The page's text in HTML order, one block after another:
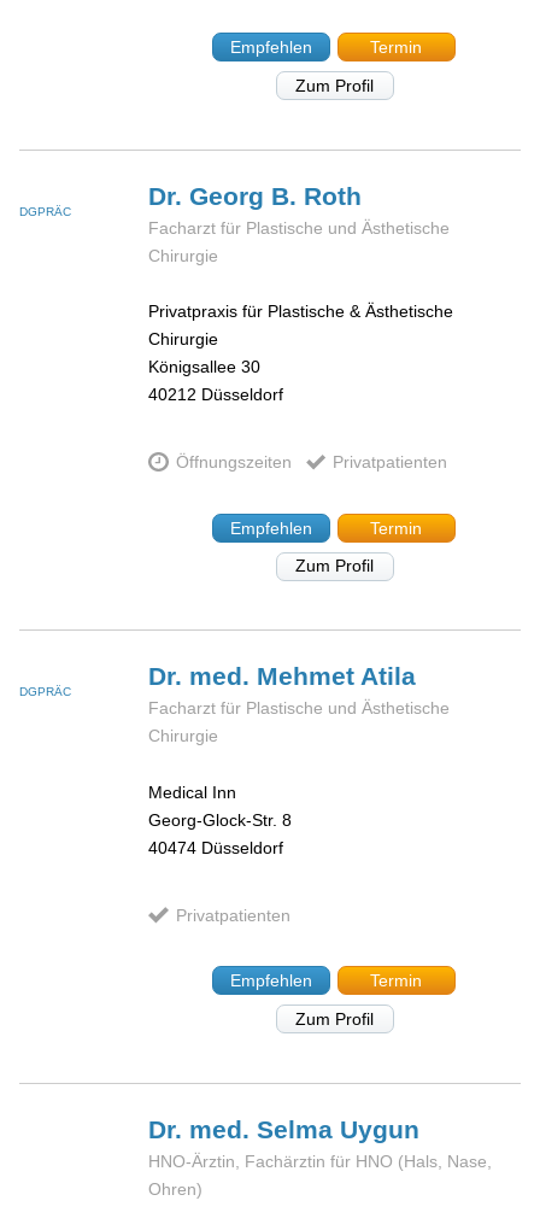
Empfehlen
Termin
Zum Profil
DGPRÄC
Dr. Georg B. Roth
Facharzt für Plastische und Ästhetische
Chirurgie
Privatpraxis für Plastische & Ästhetische
Chirurgie
Königsallee 30
40212 Düsseldorf
Öffnungszeiten Privatpatienten
Empfehlen
Termin
Zum Profil
DGPRÄC
Dr. med. Mehmet Atila
Facharzt für Plastische und Ästhetische
Chirurgie
Medical Inn
Georg-Glock-Str. 8
40474 Düsseldorf
Privatpatienten
Empfehlen
Termin
Zum Profil
Dr. med. Selma Uygun
HNO-Ärztin, Fachärztin für HNO (Hals, Nase,
Ohren)